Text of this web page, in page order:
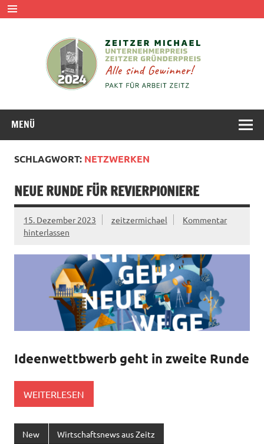
MENÜ
SCHLAGWORT: NETZWERKEN
NEUE RUNDE FÜR REVIERPIONIERE
15. Dezember 2023 zeitzermichael
Kommentar
hinterlassen
Ideenwettbwerb geht in zweite Runde
WEITERLESEN
New Wirtschaftsnews aus Zeitz